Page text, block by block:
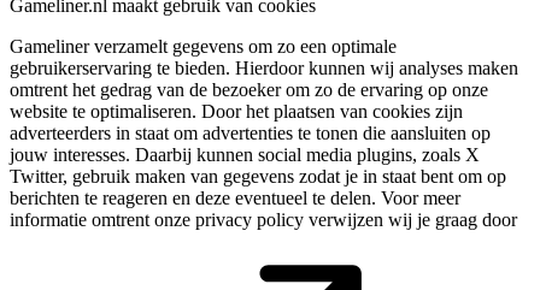
Gameliner.nl maakt gebruik van cookies
Gameliner verzamelt gegevens om zo een optimale
gebruikerservaring te bieden. Hierdoor kunnen wij analyses maken
omtrent het gedrag van de bezoeker om zo de ervaring op onze
website te optimaliseren. Door het plaatsen van cookies zijn
adverteerders in staat om advertenties te tonen die aansluiten op
jouw interesses. Daarbij kunnen social media plugins, zoals X
Twitter, gebruik maken van gegevens zodat je in staat bent om op
berichten te reageren en deze eventueel te delen. Voor meer
informatie omtrent onze privacy policy verwijzen wij je graag door